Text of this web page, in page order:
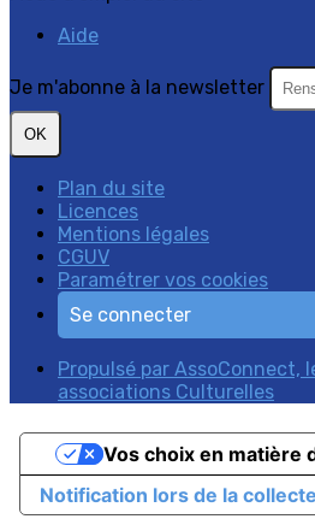
Aide
Je m'abonne à la newsletter
OK
Plan du site
Licences
Mentions légales
CGUV
Paramétrer vos cookies
Se connecter
Propulsé par AssoConnect,
associations Culturelles
Notification lors de la collecte
Vos choix en matière